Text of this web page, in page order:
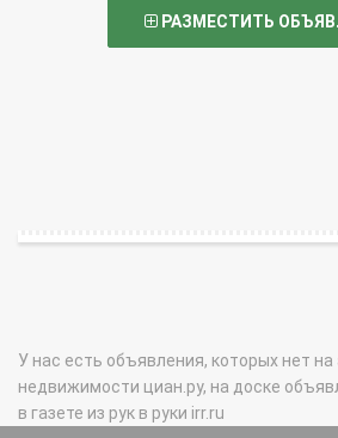
РАЗМЕСТИТЬ
У нас есть объявления, которых нет на
недвижимости циан.ру, на доске
в газете из рук в руки irr.ru